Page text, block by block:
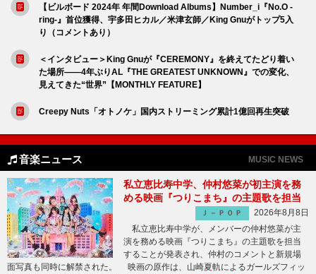
【ビルボード 2024年 年間Download Albums】Number_i『No.O -
ring-』首位獲得、宇多田ヒカル／米津玄師／King Gnuがトップ5入
り（コメントあり）
＜インタビュー＞King Gnuが『CEREMONY』を終えてたどり着い
た場所――4年ぶりAL『THE GREATEST UNKNOWN』での変化、
見えてきた“世界”【MONTHLY FEATURE】
Creepy Nuts「オトノケ」国内ストリーミング累計1億回再生突破
音楽ニュース MUSIC NEWS
私立恵比寿中学、仲村悠菜が初主演を務
める映画『つりこまち』の主題歌を担当
Ｊ－ＰＯＰ
2026年8月8日
私立恵比寿中学が、メンバーの仲村悠菜が主
演を務める映画『つりこまち』の主題歌を担当
することが発表され、仲村のコメントと新規場
面写真も同時に解禁された。 映画の原作は、山崎夏軌によるガールズフィッ